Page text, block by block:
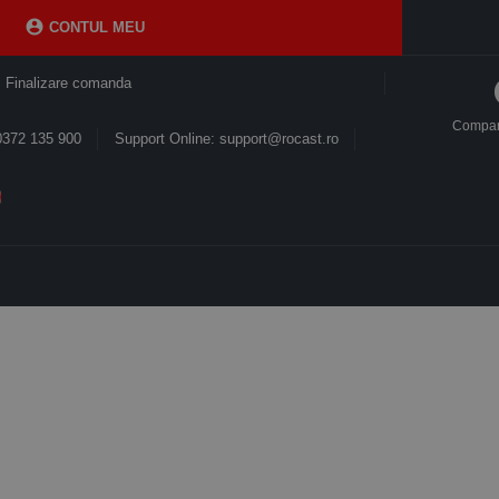
 CONTUL MEU
Finalizare comanda
Support Online: support@rocast.ro
135 900